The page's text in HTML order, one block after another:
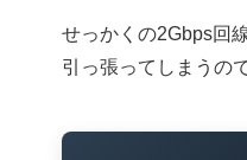
せっかくの2Gbps回
引っ張ってしまうの